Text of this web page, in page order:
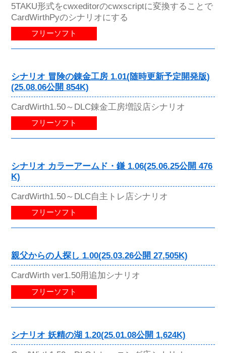
5TAKU形式をcwxeditorのcwxscriptに変換することで
CardWirthPyのシナリオにする
フリーソフト
シナリオ 冒険の錬金工房 1.01(随時更新予定開発版)
(25.08.06公開 854K)
CardWirth1.50～DLC錬金工房増設店シナリオ
フリーソフト
シナリオ カラーアームド・鎌 1.06(25.06.25公開 476
K)
CardWirth1.50～DLC自主トレ店シナリオ
フリーソフト
親父からの人探し 1.00(25.03.26公開 27,505K)
CardWirth ver1.50用追加シナリオ
フリーソフト
シナリオ 妖精の湖 1.20(25.01.08公開 1,624K)